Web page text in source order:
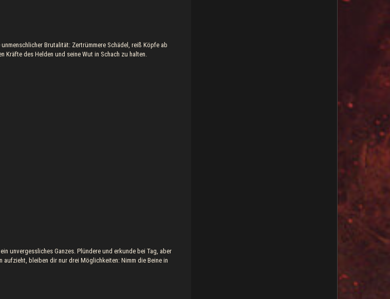
Brutalität: Zertrümmere Schädel, reiß Köpfe ab
Kräfte des Helden und seine Wut in Schach zu halten.
unvergessliches Ganzes. Plündere und erkunde bei Tag, aber
aufzieht, bleiben dir nur drei Möglichkeiten: Nimm die Beine in